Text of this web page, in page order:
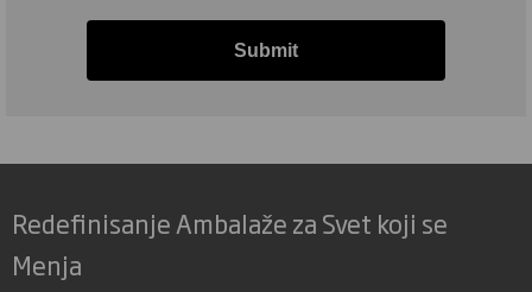
Submit
Redefinisanje Ambalaže za Svet koji se
Menja